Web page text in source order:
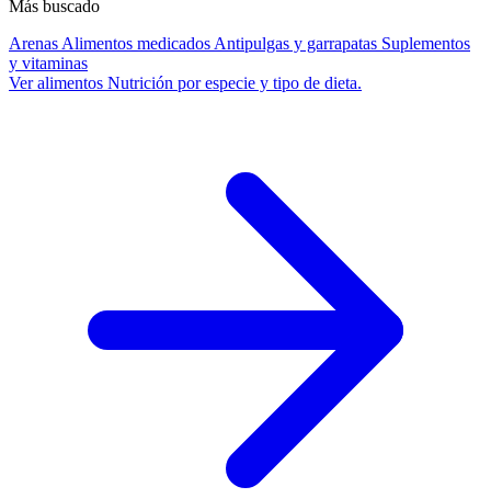
Más buscado
Arenas Alimentos medicados Antipulgas y garrapatas Suplementos
y vitaminas
Ver alimentos Nutrición por especie y tipo de dieta.